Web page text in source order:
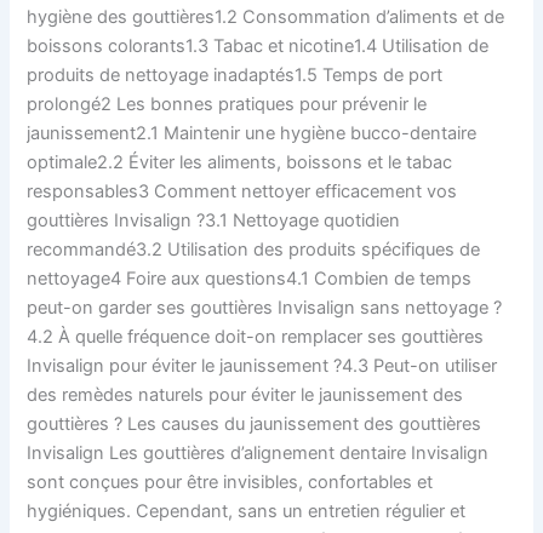
hygiène des gouttières1.2 Consommation d’aliments et de
boissons colorants1.3 Tabac et nicotine1.4 Utilisation de
produits de nettoyage inadaptés1.5 Temps de port
prolongé2 Les bonnes pratiques pour prévenir le
jaunissement2.1 Maintenir une hygiène bucco-dentaire
optimale2.2 Éviter les aliments, boissons et le tabac
responsables3 Comment nettoyer efficacement vos
gouttières Invisalign ?3.1 Nettoyage quotidien
recommandé3.2 Utilisation des produits spécifiques de
nettoyage4 Foire aux questions4.1 Combien de temps
peut-on garder ses gouttières Invisalign sans nettoyage ?
4.2 À quelle fréquence doit-on remplacer ses gouttières
Invisalign pour éviter le jaunissement ?4.3 Peut-on utiliser
des remèdes naturels pour éviter le jaunissement des
gouttières ? Les causes du jaunissement des gouttières
Invisalign Les gouttières d’alignement dentaire Invisalign
sont conçues pour être invisibles, confortables et
hygiéniques. Cependant, sans un entretien régulier et